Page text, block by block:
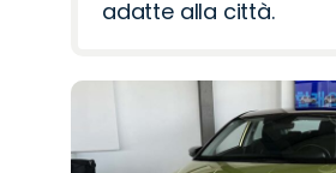
adatte alla città.